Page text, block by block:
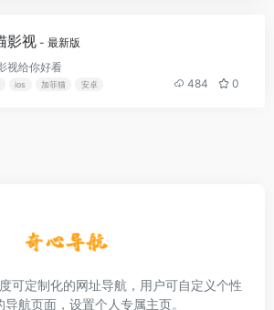
影视- 最新版
视给你好看
ios 加菲猫 安卓 484 0
可定制化的网址导航，用户可自定义个性
导航页面，设置个人专属主页。